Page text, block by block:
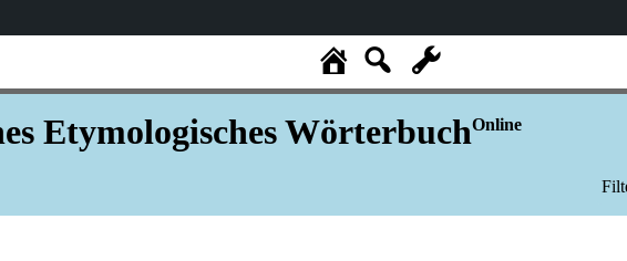
Etymologisches WörterbuchOnline